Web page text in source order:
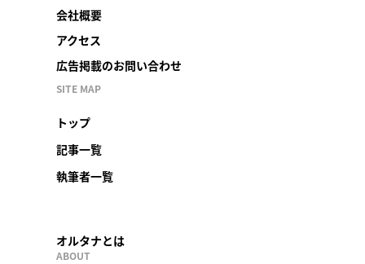
会社概要
アクセス
広告掲載のお問い合わせ
SITE MAP
トップ
記事一覧
執筆者一覧
オルタナとは
ABOUT